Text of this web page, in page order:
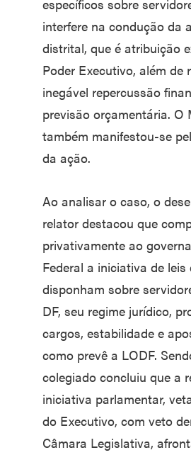
específicos sobre
interfere na condução da
distrital, que é atribuição
Poder Executivo, além de
inegável repercussão
previsão orçamentária. O
também manifestou-se
da ação.
Ao analisar o caso, o
relator destacou que
privativamente ao
Federal a iniciativa de leis
disponham sobre
DF, seu regime jurídico,
cargos, estabilidade e
como prevê a LODF.
colegiado concluiu que a
iniciativa parlamentar,
do Executivo, com veto
Câmara Legislativa,